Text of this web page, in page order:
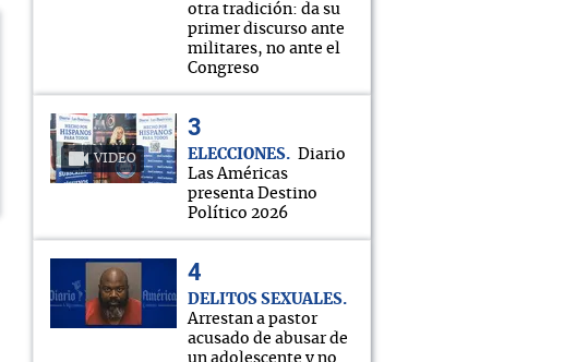
otra tradición: da su
primer discurso ante
militares, no ante el
Congreso
VIDEO ELECCIONES
Diario
Las Américas
presenta Destino
Político 2026
DELITOS SEXUALES
Arrestan a pastor
acusado de abusar de
un adolescente y no